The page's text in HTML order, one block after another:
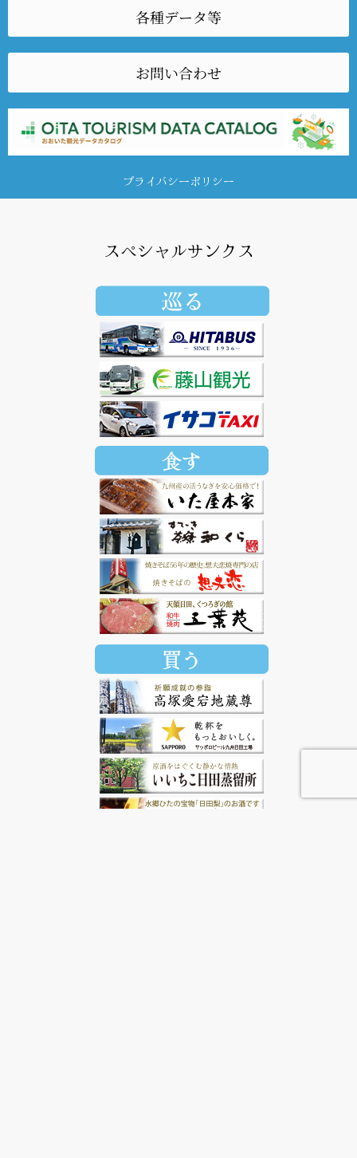
各種データ等
お問い合わせ
プライバシーポリシー
スペシャルサンクス